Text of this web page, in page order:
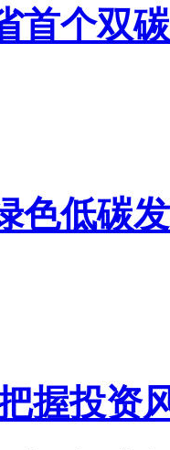
首个双
色低碳
握投资